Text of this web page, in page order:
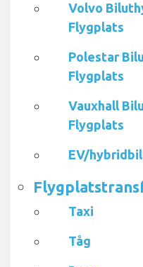
Volvo
Flygplats
Polestar
Flygplats
Vauxhall
Flygplats
EV/
Taxi
Tåg